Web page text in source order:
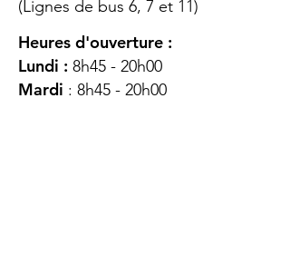
(Lignes de bus 6, 7 et 11)
Heures d'ouverture :
Lundi : 8h45 - 20h00
Mardi : 8h45 - 20h00